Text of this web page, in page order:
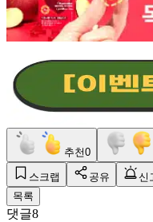
추천0
스크랩 공유
신
목록
댓글8